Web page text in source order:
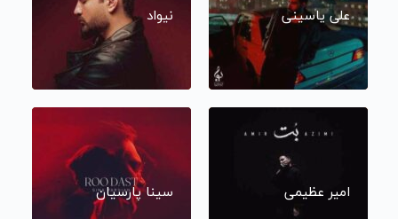
علی یاسینی نیواد
امیر عظیمی سینا پارسیان